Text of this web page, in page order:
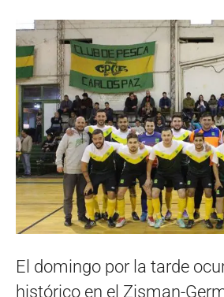
El domingo por la tarde
histórico en el Zisman-